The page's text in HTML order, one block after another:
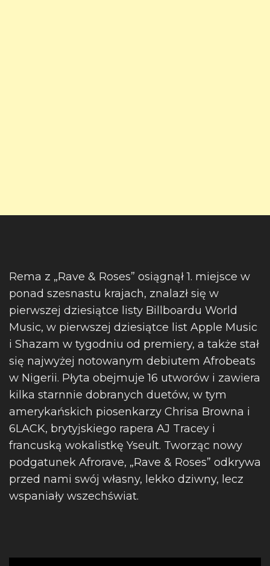
Rema z „Rave & Roses” osiągnął 1. miejsce w
ponad szesnastu krajach, znalazł się w
pierwszej dziesiątce listy Billboardu World
Music, w pierwszej dziesiątce list Apple Music
i Shazam w tygodniu od premiery, a także stał
się najwyżej notowanym debiutem Afrobeats
w Nigerii. Płyta obejmuje 16 utworów i zawiera
kilka starnnie dobranych duetów, w tym
amerykańskich piosenkarzy Chrisa Browna i
6LACK, brytyjskiego rapera AJ Tracey i
francuską wokalistkę Yseult. Tworząc nowy
podgatunek Afrorave, „Rave & Roses” odkrywa
przed nami swój własny, lekko dziwny, lecz
wspaniały wszechświat.